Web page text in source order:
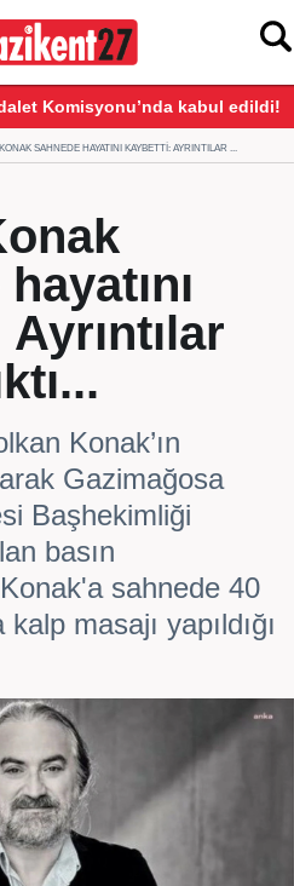
Komisyonu’nda kabul edildi!
SAHNEDE HAYATINI KAYBETTI: AYRINTILAR ...
Konak’ın
Gazimağosa
Başhekimliği
basın
sahnede 40
masajı yapıldığı